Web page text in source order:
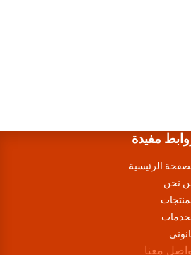
مفيدة
الرئيسية
نحن
معنا